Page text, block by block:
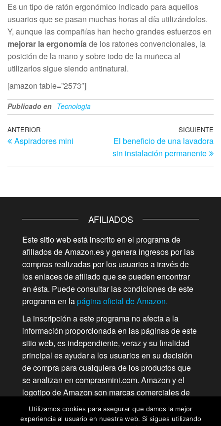
Es un tipo de ratón ergonómico indicado para aquellos
usuarios que se pasan muchas horas al día utilizándolos.
Y, aunque las compañías han hecho grandes esfuerzos en
mejorar la ergonomíade los ratones convencionales, la
posición de la mano y sobre todo de la muñeca al
utilizarlos sigue siendo antinatural.
[amazon table=”2573″]
Publicado en Tecnologia
Navegación
de
entradas
Entrada
anterior
ANTERIOR
Aspiradores mini
SIGUIENTE
El beneficio de una lavadora
sin instalación permanente
AFILIADOS
Este sitio web está inscrito en el programa de
afiliados de Amazon.es y genera ingresos por las
compras realizadas por los usuarios a través de
los enlaces de afiliado que se pueden encontrar
en ésta. Puede consultar las condiciones de este
programa en lapágina oficial de Amazon.
La inscripción a este programa no afecta a la
información proporcionada en las páginas de este
sitio web, es independiente, veraz y su finalidad
principal es ayudar a los usuarios en su decisión
de compra para cualquiera de los productos que
se analizan en comprasmini.com. Amazon y el
logotipo de Amazon son marcas comerciales de
Amazon.com, Inc. o de sociedades de su grupo.
Utilizamos cookies para asegurar que damos la mejor
experiencia al usuario en nuestra web. Si sigues utilizando